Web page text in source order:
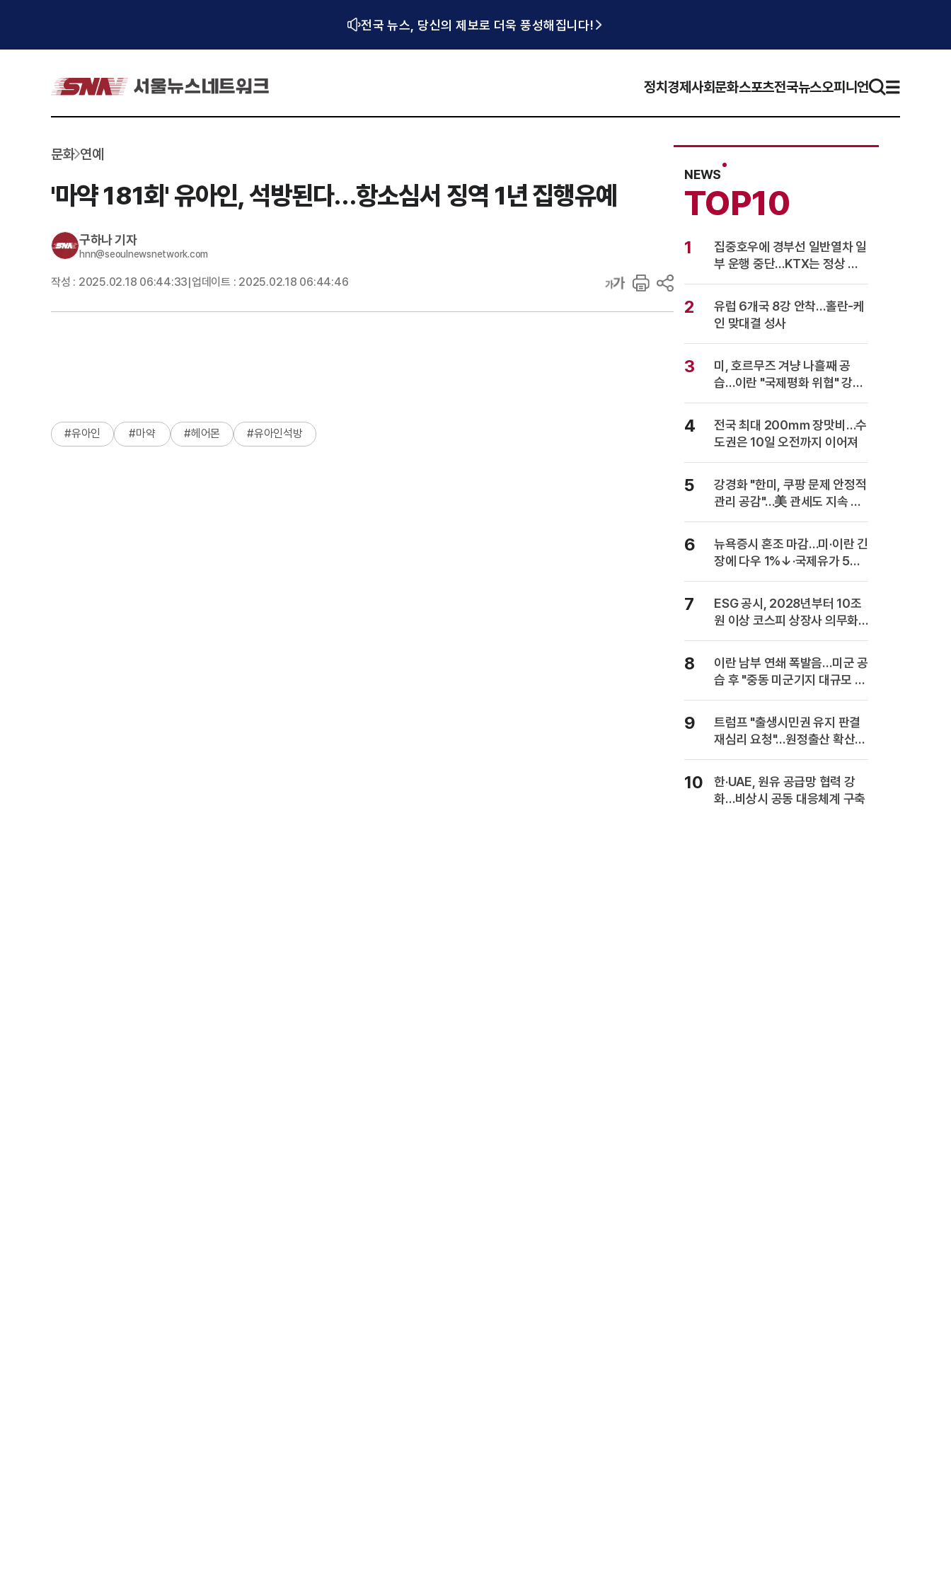
전국 뉴스, 당신의 제보로 더욱 풍성해집니다!
정치 경제사회문화스포츠전국뉴스오피니언
문화 연예
'마약 181회' 유아인, 석방된다…항소심서 징역 1년 집행유예
구하나기자
hnn@seoulnewsnetwork.com
작성 : 2025.02.18 06:44:33 업데이트 : 2025.02.18 06:44:46
#유아인 #마약 #헤어몬 #유아인석방
NEWS
TOP10
1
집중호우에 경부선 일반열차 일
부 운행 중단…KTX는 정상 운
행
2
유럽 6개국 8강 안착…홀란-케
인 맞대결 성사
3
미, 호르무즈 겨냥 나흘째 공
습…이란 "국제평화 위협" 강력
반발
4
전국 최대 200㎜ 장맛비…수
도권은 10일 오전까지 이어져
5
강경화 "한미, 쿠팡 문제 안정적
관리 공감"…美 관세도 지속 협
의
6
뉴욕증시 혼조 마감…미·이란 긴
장에 다우 1%↓·국제유가 5%
급등
7
ESG 공시, 2028년부터 10조
원 이상 코스피 상장사 의무화…
사업보고서에 담는다
8
이란 남부 연쇄 폭발음…미군 공
습 후 "중동 미군기지 대규모 보
복" 경고
9
트럼프 "출생시민권 유지 판결
재심리 요청"…원정출산 확산
주장
10
한·UAE, 원유 공급망 협력 강
화…비상시 공동 대응체계 구축